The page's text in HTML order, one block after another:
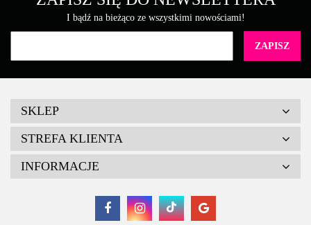
I bądź na bieżąco ze wszystkimi nowościami!
SKLEP
STREFA KLIENTA
INFORMACJE